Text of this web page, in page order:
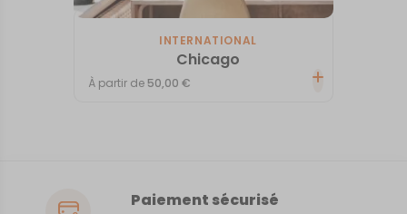
INTERNATIONAL
Chicago
À partir de 50,00€
Paiement sécurisé